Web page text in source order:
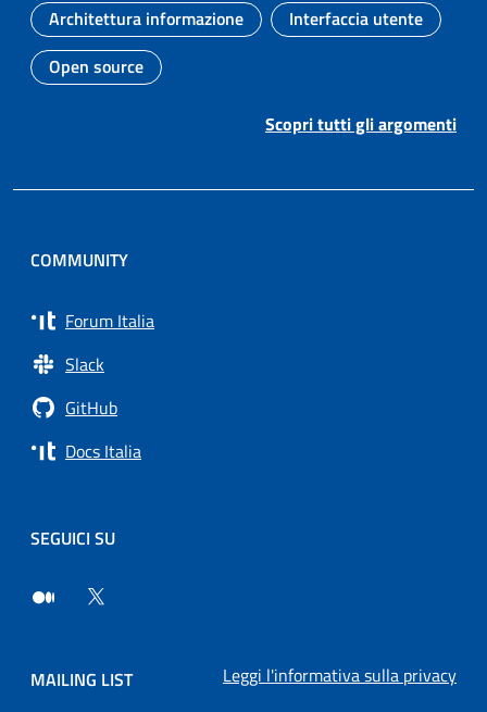
Argomento:
Architettura informazione
Argomento:
Interfaccia utente
Argomento:
Open source
Scopri tutti gli argomenti
COMMUNITY
Forum Italia
Slack
GitHub
Docs Italia
SEGUICI SU
MAILING LIST Leggi l'informativa sulla privacy